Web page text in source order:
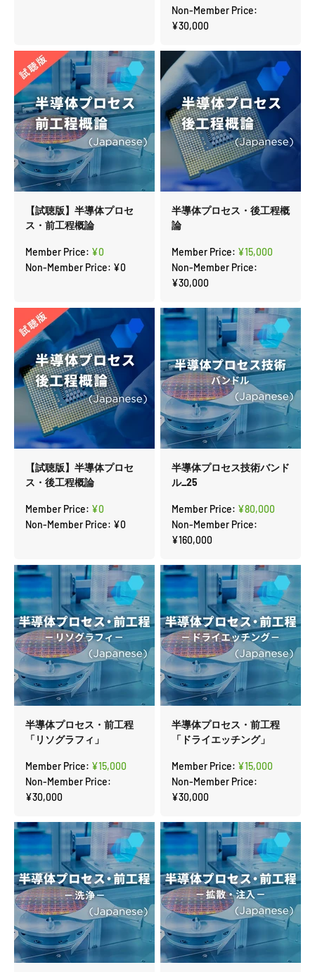
Non-Member Price:
¥30,000
【試聴版】半導体プロセ
ス・前工程概論
セール価格
Member Price: ¥0
Non-Member Price: ¥0
半導体プロセス・後工程概
論
セール価格
Member Price: ¥15,000
Non-Member Price:
¥30,000
【試聴版】半導体プロセ
ス・後工程概論
セール価格
Member Price: ¥0
Non-Member Price: ¥0
半導体プロセス技術バンド
ル_25
セール価格
Member Price: ¥80,000
Non-Member Price:
¥160,000
半導体プロセス・前工程
「リソグラフィ」
セール価格
Member Price: ¥15,000
Non-Member Price:
¥30,000
半導体プロセス・前工程
「ドライエッチング」
セール価格
Member Price: ¥15,000
Non-Member Price:
¥30,000